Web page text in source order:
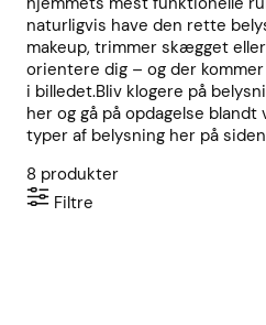
naturligvis have den rette
makeup, trimmer skægget
orientere dig – og der
i billedet.Bliv klogere på
her og gå på opdagelse
typer af belysning her på
8 produkter
Filtre